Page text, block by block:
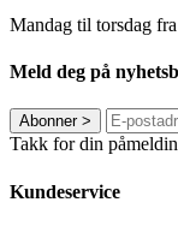
Mandag til torsdag
Meld deg på
Abonner>
Takk for din
Kundeservice